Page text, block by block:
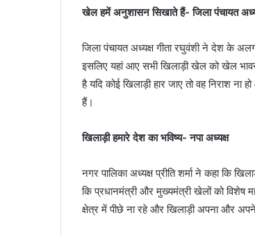
खेल हमें अनुशासन सिखाते हैं- जिला पंचायत
जिला पंचायत अध्यक्ष गीता रघुवंशी ने देश के
इसलिए यहां आए सभी खिलाड़ी खेल को खेल
है यदि कोई खिलाड़ी हार जाए तो वह निराश
हैं।
खिलाड़ी हमारे देश का भविष्य- नपा अध्यक्ष
नगर पालिका अध्यक्ष प्रीति शर्मा ने कहा कि
कि प्रधानमंत्री और मुख्यमंत्री खेलों को विशेष
क्षेत्र में पीछे ना रहे और खिलाड़ी अपना और